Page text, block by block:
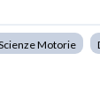
Motorie